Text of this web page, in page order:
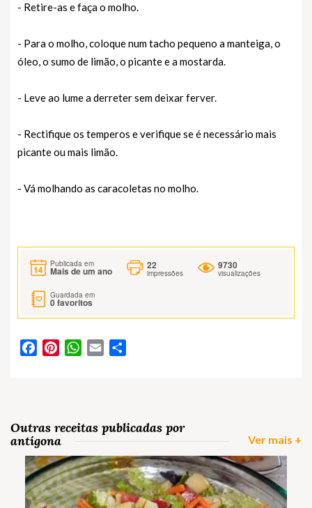
- Retire-as e faça o molho.
- Para o molho, coloque num tacho pequeno a manteiga, o
óleo, o sumo de limão, o picante e a mostarda.
- Leve ao lume a derreter sem deixar ferver.
- Rectifique os temperos e verifique se é necessário mais
picante ou mais limão.
- Vá molhando as caracoletas no molho.
Publicada em
Mais de um ano
22
impressões
9730
visualizações
Guardada em
0favoritos
FacebookPinterestWhatsApp
Email
Outras receitas publicadas por
antígona
Ver mais +